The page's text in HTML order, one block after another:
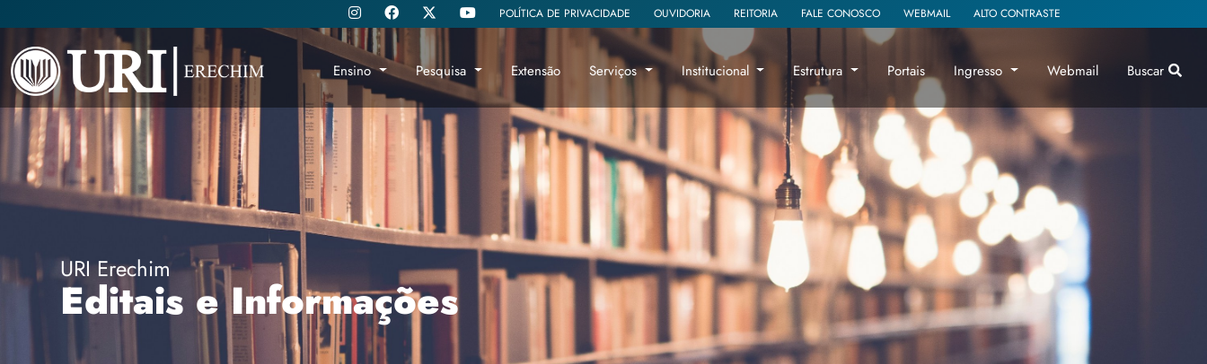
Ensino Pesquisa Extensão Serviços Institucional Estrutura Portais Ingresso Webmail Buscar
POLÍTICA DE PRIVACIDADE OUVIDORIA REITORIA FALE CONOSCO WEBMAIL ALTO CONTRASTE
URI Erechim
Editais e Informações